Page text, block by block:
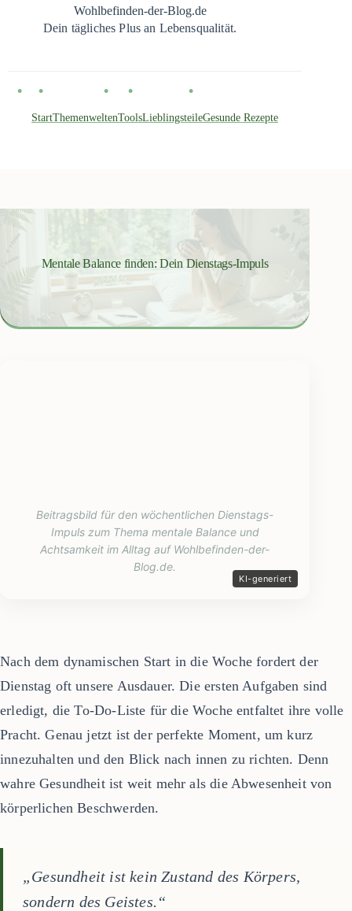
Wohlbefinden-der-Blog.de
Dein tägliches Plus an Lebensqualität.
StartThemenweltenToolsLieblingsteileGesunde Rezepte
Mentale Balance finden: Dein Dienstags-Impuls
Beitragsbild für den wöchentlichen Dienstags-
Impuls zum Thema mentale Balance und
Achtsamkeit im Alltag auf Wohlbefinden-der-
Blog.de.
Nach dem dynamischen Start in die Woche fordert der
Dienstag oft unsere Ausdauer. Die ersten Aufgaben sind
erledigt, die To-Do-Liste für die Woche entfaltet ihre volle
Pracht. Genau jetzt ist der perfekte Moment, um kurz
innezuhalten und den Blick nach innen zu richten. Denn
wahre Gesundheit ist weit mehr als die Abwesenheit von
körperlichen Beschwerden.
„Gesundheit ist kein Zustand des Körpers,
sondern des Geistes.“